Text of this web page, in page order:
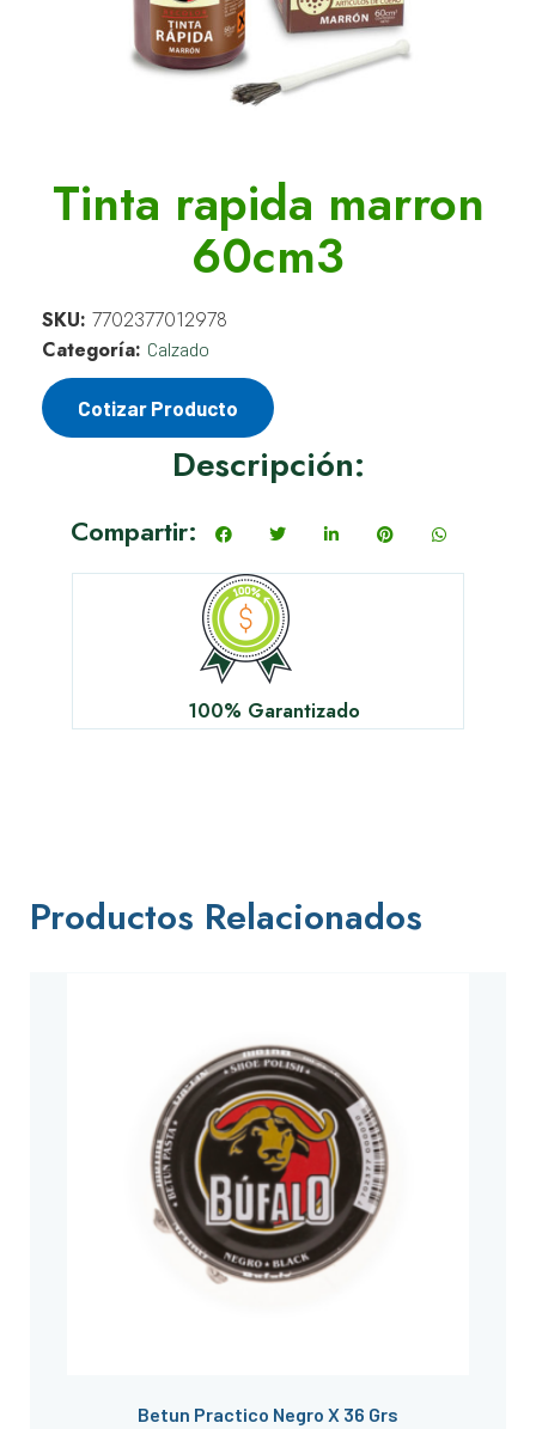
Tinta rapida marron
60cm3
SKU: 7702377012978
Categoría: Calzado
Cotizar Producto
Descripción:
Compartir:
100% Garantizado
Productos Relacionados
Betun Practico Negro X 36 Grs